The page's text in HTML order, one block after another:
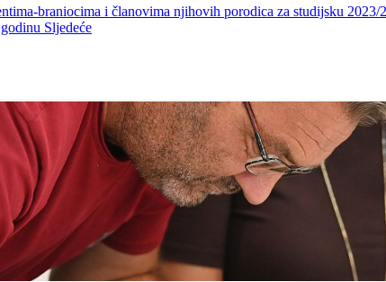
braniocima i članovima njihovih porodica za studijsku 2023/
Sljedeće